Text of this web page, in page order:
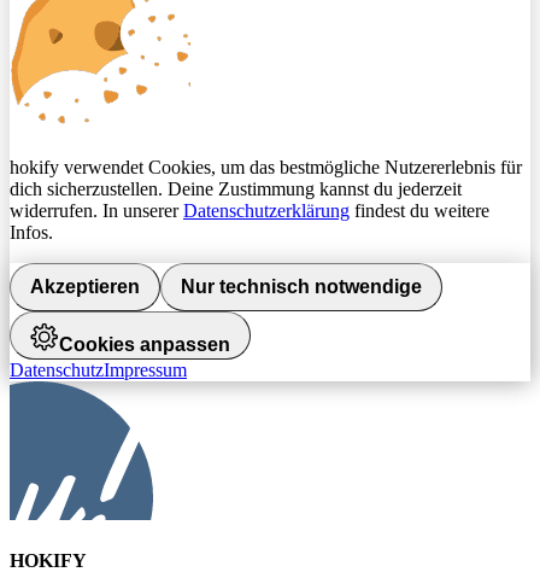
hokify verwendet Cookies, um das bestmögliche Nutzererlebnis für
dich sicherzustellen. Deine Zustimmung kannst du jederzeit
widerrufen. In unsererDatenschutzerklärung findest du weitere
Infos.
Akzeptieren Nur technisch notwendige
Cookies anpassen
DatenschutzImpressum
HOKIFY